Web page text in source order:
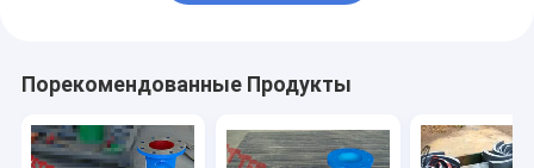
Порекомендованные Продукты